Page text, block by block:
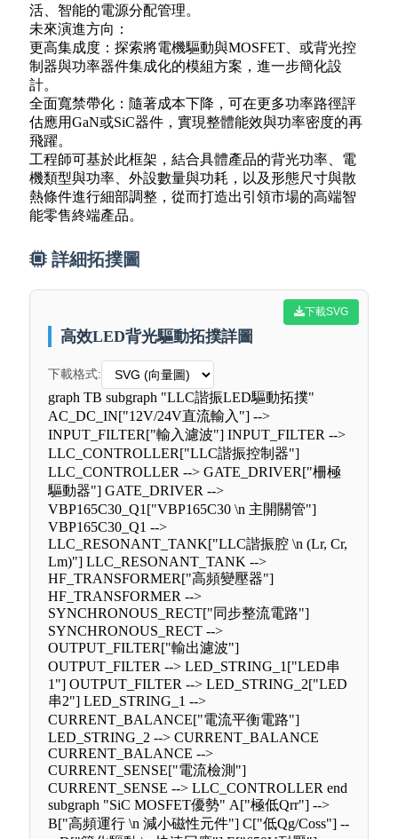
活、智能的電源分配管理。
未來演進方向：
更高集成度：探索將電機驅動與MOSFET、或背光控
制器與功率器件集成化的模組方案，進一步簡化設
計。
全面寬禁帶化：隨著成本下降，可在更多功率路徑評
估應用GaN或SiC器件，實現整體能效與功率密度的再
飛躍。
工程師可基於此框架，結合具體產品的背光功率、電
機類型與功率、外設數量與功耗，以及形態尺寸與散
熱條件進行細部調整，從而打造出引領市場的高端智
能零售終端產品。
詳細拓撲圖
下載SVG
高效LED背光驅動拓撲詳圖
下載格式:
graph TB subgraph "LLC諧振LED驅動拓撲"
AC_DC_IN["12V/24V直流輸入"] -->
INPUT_FILTER["輸入濾波"] INPUT_FILTER -->
LLC_CONTROLLER["LLC諧振控制器"]
LLC_CONTROLLER --> GATE_DRIVER["柵極
驅動器"] GATE_DRIVER -->
VBP165C30_Q1["VBP165C30 \n 主開關管"]
VBP165C30_Q1 -->
LLC_RESONANT_TANK["LLC諧振腔 \n (Lr, Cr,
Lm)"] LLC_RESONANT_TANK -->
HF_TRANSFORMER["高頻變壓器"]
HF_TRANSFORMER -->
SYNCHRONOUS_RECT["同步整流電路"]
SYNCHRONOUS_RECT -->
OUTPUT_FILTER["輸出濾波"]
OUTPUT_FILTER --> LED_STRING_1["LED串
1"] OUTPUT_FILTER --> LED_STRING_2["LED
串2"] LED_STRING_1 -->
CURRENT_BALANCE["電流平衡電路"]
LED_STRING_2 --> CURRENT_BALANCE
CURRENT_BALANCE -->
CURRENT_SENSE["電流檢測"]
CURRENT_SENSE --> LLC_CONTROLLER end
subgraph "SiC MOSFET優勢" A["極低Qrr"] -->
B["高頻運行 \n 減小磁性元件"] C["低Qg/Coss"] --